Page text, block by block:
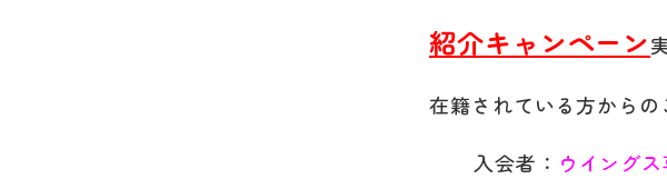
紹介キャンペーン
在籍されている方から
入会者： ウイング